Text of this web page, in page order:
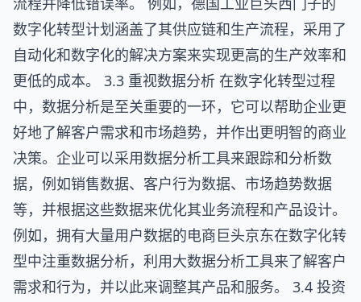
数字化转型计划涵盖了其供应链和生产流程，采用了
自动化和数字化的解决方案来实现更高的生产效率和
更低的成本。 3.3 重视数据分析 在数字化转型过程
中，数据分析是至关重要的一环，它可以帮助企业更
好地了解客户需求和市场趋势，并作出更明智的商业
决策。企业可以采用数据分析工具来跟踪和分析数
据，例如销售数据、客户行为数据、市场趋势数据
等，并根据这些数据来优化其业务流程和产品设计。
例如，拥有大量用户数据的电商巨头京东在数字化转
型中注重数据分析，利用大数据分析工具来了解客户
需求和行为，并以此来调整其产品和服务。 3.4 投资